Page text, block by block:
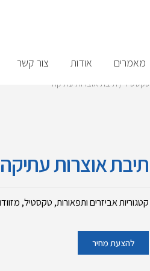
מאמרים אודות צור קשר
טקסטיל / תיבת אוצרות עתיקה
תיבת אוצרות עתיקה
קטגוריותאביזרים ותפאורות, טקסטיל,
להצעת מחיר